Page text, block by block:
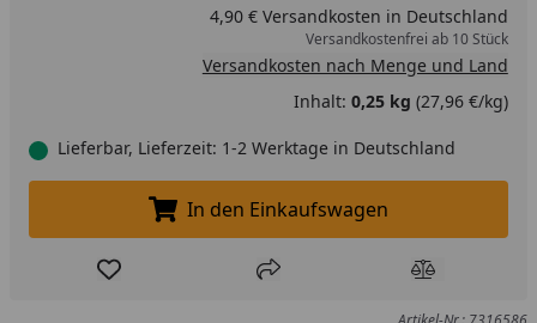
4,90 € Versandkosten in Deutschland
Versandkostenfrei ab 10 Stück
Versandkosten nach Menge und Land
Inhalt: 0,25 kg (27,96 €/kg)
Lieferbar, Lieferzeit: 1-2 Werktage in Deutschland
In den Einkaufswagen legen
In den Einkaufswagen
Produkt zur Wunschliste hinzufügen
Teilen Produkt